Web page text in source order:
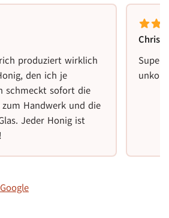
produziert wirklich
den ich je
schmeckt sofort die
Handwerk und die
Jeder Honig ist
Super